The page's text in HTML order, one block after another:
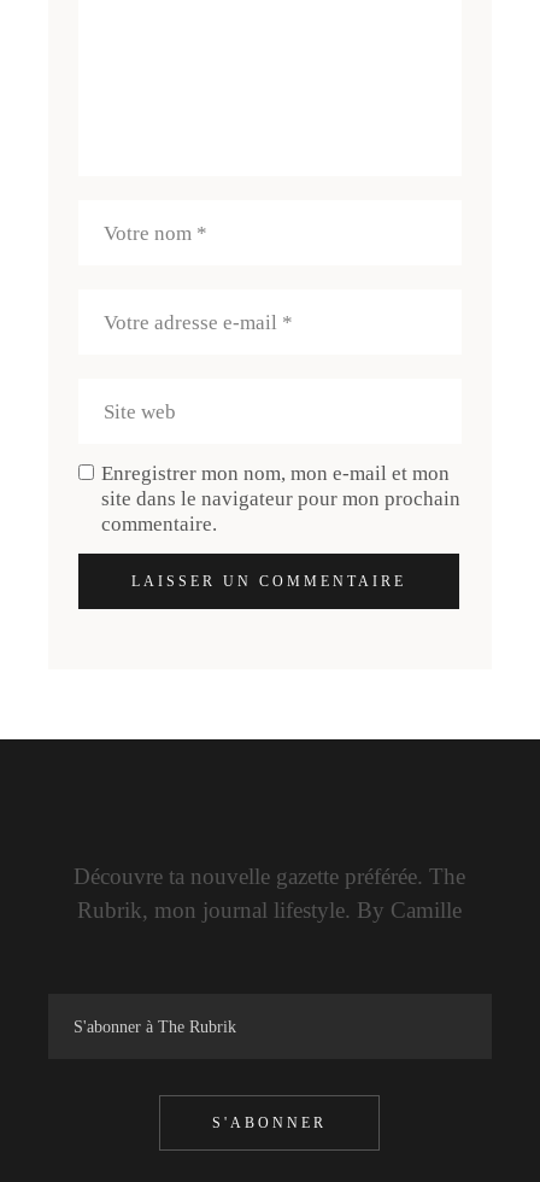
Enregistrer mon nom, mon e-mail et mon
site dans le navigateur pour mon prochain
commentaire.
LAISSER UN COMMENTAIRE
Découvre ta nouvelle gazette préférée. The
Rubrik, mon journal lifestyle. By Camille
S'ABONNER